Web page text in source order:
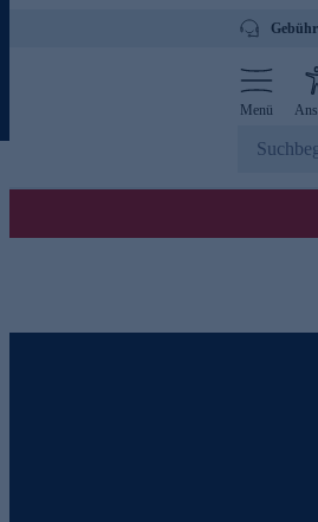
Menü